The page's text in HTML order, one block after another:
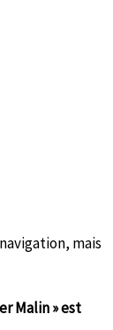
mais
Malin » est